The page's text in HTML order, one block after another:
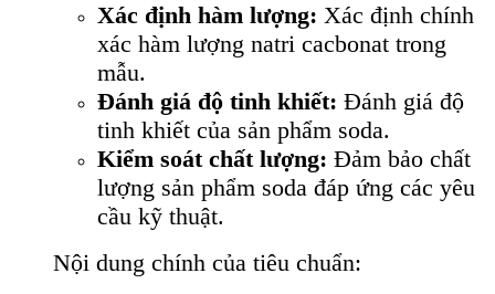
Xác định hàm lượng: Xác định chính
xác hàm lượng natri cacbonat trong
mẫu.
Đánh giá độ tinh khiết: Đánh giá độ
tinh khiết của sản phẩm soda.
Kiểm soát chất lượng: Đảm bảo chất
lượng sản phẩm soda đáp ứng các yêu
cầu kỹ thuật.
Nội dung chính của tiêu chuẩn: